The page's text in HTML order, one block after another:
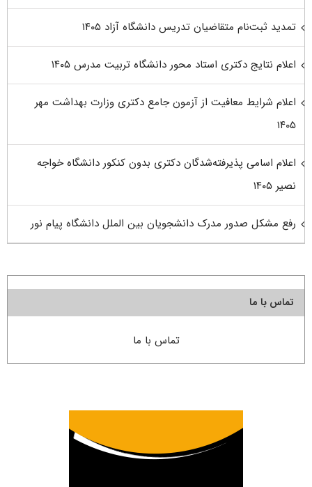
تمدید ثبت‌نام متقاضیان تدریس دانشگاه آزاد ۱۴۰۵
اعلام نتایج دکتری استاد محور دانشگاه تربیت مدرس ۱۴۰۵
اعلام شرایط معافیت از آزمون جامع دکتری وزارت بهداشت مهر
۱۴۰۵
اعلام اسامی پذیرفته‌شدگان دکتری بدون کنکور دانشگاه خواجه
نصیر ۱۴۰۵
رفع مشکل صدور مدرک دانشجویان بین الملل دانشگاه پیام نور
تماس با ما
تماس با ما